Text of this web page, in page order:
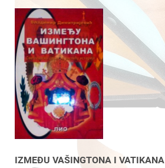
IZMEĐU VAŠINGTONA I VATIKANA